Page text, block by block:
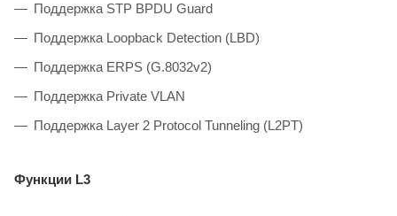
Поддержка STP BPDU Guard
Поддержка Loopback Detection (LBD)
Поддержка ERPS (G.8032v2)
Поддержка Private VLAN
Поддержка Layer 2 Protocol Tunneling (L2PT)
Функции L3